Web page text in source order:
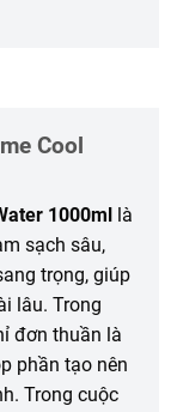
Cool
1000ml là
sạch sâu,
trọng, giúp
lâu. Trong
đơn thuần là
phần tạo nên
Trong cuộc